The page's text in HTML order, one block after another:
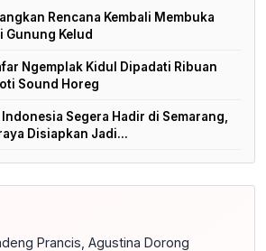
Rencana Kembali Membuka
Gunung Kelud
Ngemplak Kidul Dipadati Ribuan
Sound Horeg
Segera Hadir di Semarang,
Disiapkan Jadi...
Prancis, Agustina Dorong